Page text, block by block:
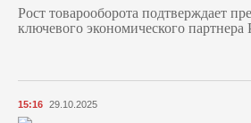
Рост товарооборота подтверждает
ключевого экономического партнера
15:16 29.10.2025